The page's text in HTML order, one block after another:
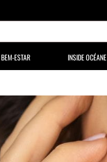
BEM-ESTAR INSIDE OCÉANE